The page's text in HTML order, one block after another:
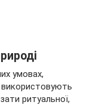
умовах,
ритуальної,